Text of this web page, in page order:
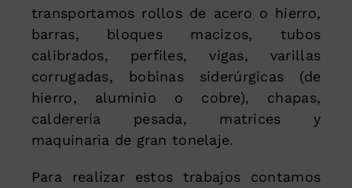
transportamos rollos de acero o hierro,
barras, bloques macizos, tubos
calibrados, perfiles, vigas, varillas
corrugadas, bobinas siderúrgicas (de
hierro, aluminio o cobre), chapas,
calderería pesada, matrices y
maquinaria de gran tonelaje.
Para realizar estos trabajos contamos